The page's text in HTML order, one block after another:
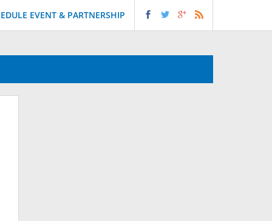
EVENT & PARTNERSHIP